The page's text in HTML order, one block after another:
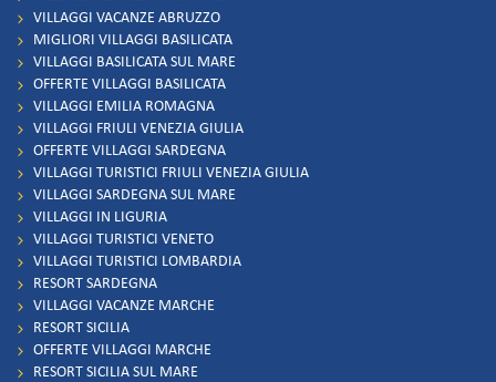
VILLAGGI VACANZE ABRUZZO
MIGLIORI VILLAGGI BASILICATA
VILLAGGI BASILICATA SUL MARE
OFFERTE VILLAGGI BASILICATA
VILLAGGI EMILIA ROMAGNA
VILLAGGI FRIULI VENEZIA GIULIA
OFFERTE VILLAGGI SARDEGNA
VILLAGGI TURISTICI FRIULI VENEZIA GIULIA
VILLAGGI SARDEGNA SUL MARE
VILLAGGI IN LIGURIA
VILLAGGI TURISTICI VENETO
VILLAGGI TURISTICI LOMBARDIA
RESORT SARDEGNA
VILLAGGI VACANZE MARCHE
RESORT SICILIA
OFFERTE VILLAGGI MARCHE
RESORT SICILIA SUL MARE